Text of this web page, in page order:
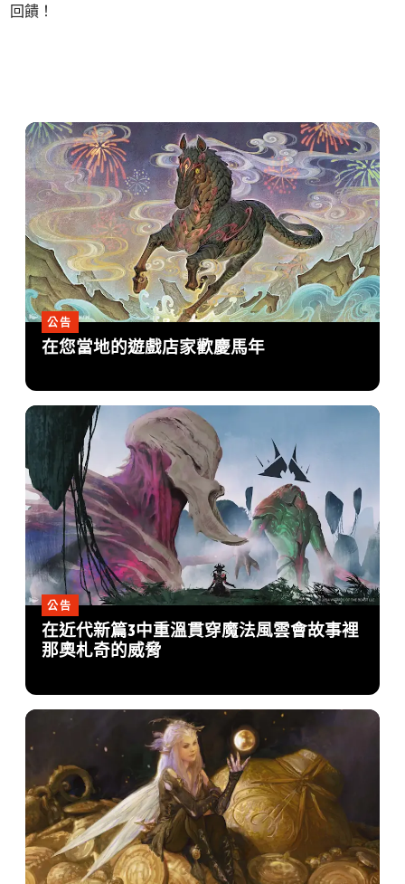
回饋！
公告
在您當地的遊戲店家歡慶馬年
公告
在近代新篇3中重溫貫穿魔法風雲會故事裡
那奧札奇的威脅